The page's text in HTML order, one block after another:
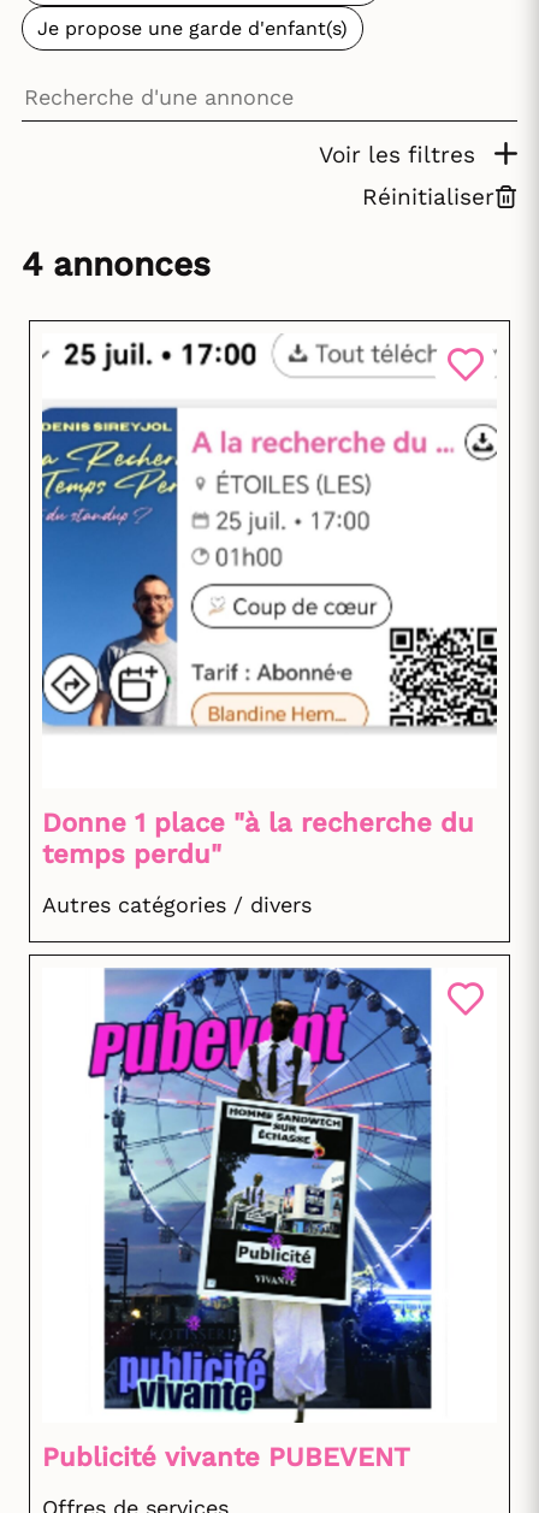
Je propose une garde d'enfant(s)
Réinitialiser
Voir les filtres
4 annonces
Donne 1 place "à la recherche du
temps perdu"
Autres catégories / divers
Publicité vivante PUBEVENT
Offres de services